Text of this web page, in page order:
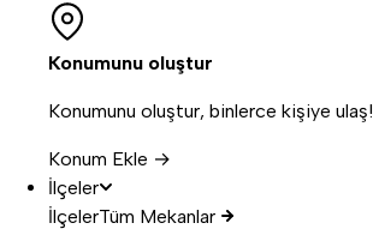
Konumunu oluştur
Konumunu oluştur, binlerce kişiye ulaş!
Konum Ekle →
İlçeler
İlçelerTüm Mekanlar